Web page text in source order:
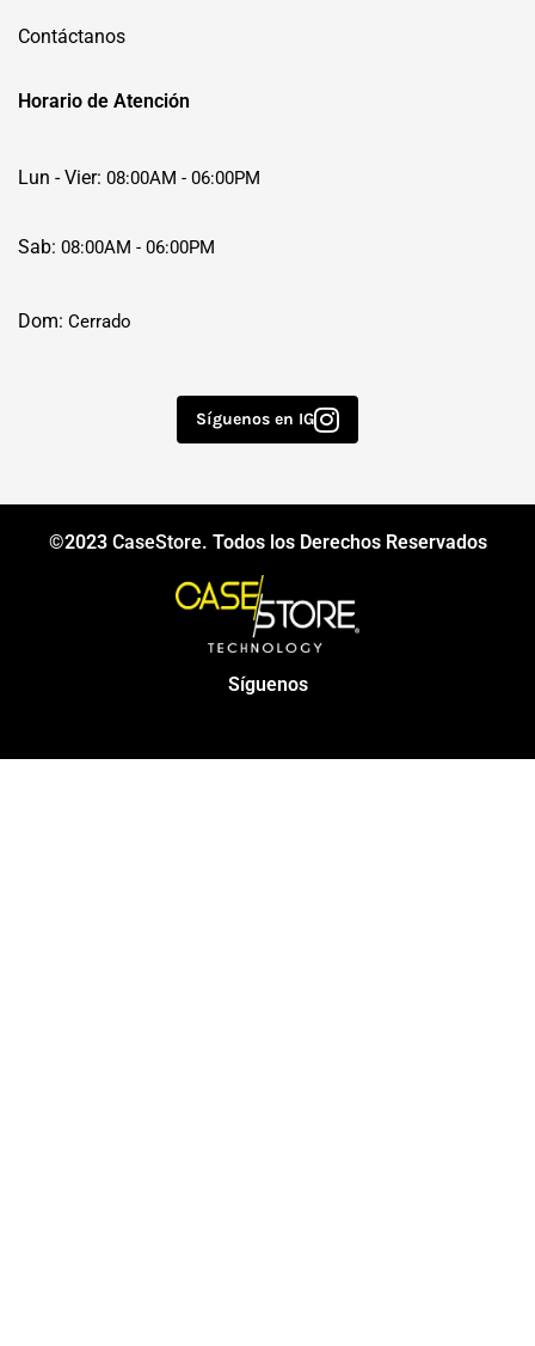
Contáctanos
Horario de Atención
Lun - Vier: 08:00AM - 06:00PM
Sab: 08:00AM - 06:00PM
Dom: Cerrado
Síguenos en IG
©2023 CaseStore. Todos los Derechos Reservados
Síguenos